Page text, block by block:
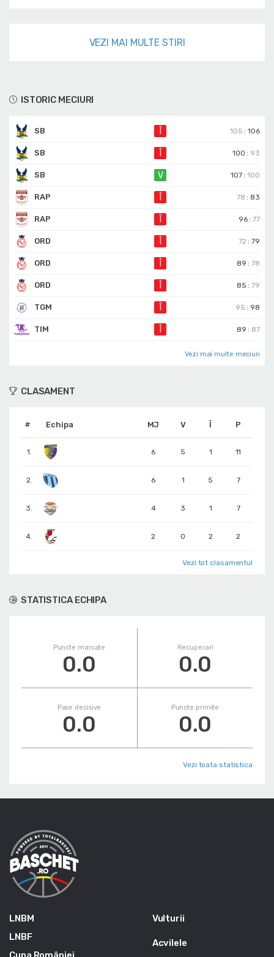
ISTORIC MECIURI
SB 105 :106
SB 100 : 93
SB V 107 :100
RAP 78 : 83
RAP 96 :77
ORD 72 :79
ORD 89 :78
ORD 85 :79
TGM 95 : 98
TIM 89 : 87
Vezi mai multe meciuri
VEZI MAI MULTE STIRI
CLASAMENT
# Echipa MJ V Î P
1. 6 5 1 11
2. 6 1 5 7
3. 4 3 1 7
4. 2 0 2 2
Vezi tot clasamentul
STATISTICA ECHIPA
Puncte marcate
0.0
Recuperari
0.0
Pase decisive
0.0
Puncte primite
0.0
Vezi toata statistica
LNBM
LNBF
Vulturii
Acvilele